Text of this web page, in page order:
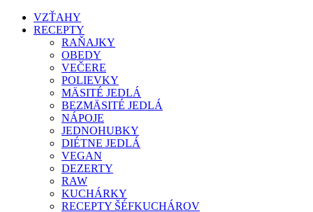
VZŤAHY
RECEPTY
RAŇAJKY
OBEDY
VEČERE
POLIEVKY
MÄSITÉ JEDLÁ
BEZMÄSITÉ JEDLÁ
NÁPOJE
JEDNOHUBKY
DIÉTNE JEDLÁ
VEGAN
DEZERTY
RAW
KUCHÁRKY
RECEPTY ŠÉFKUCHÁROV